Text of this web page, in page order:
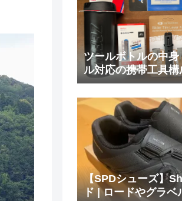
ツールボトルの中
ル対応の携帯工具構
【SPDシューズ】
ド | ロードやグラベ